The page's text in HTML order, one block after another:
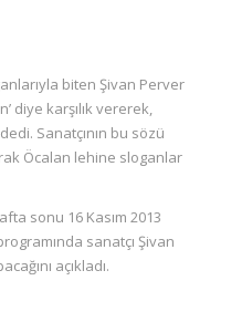
biten Şivan Perver
diye karşılık vererek,
Sanatçının bu sözü
Öcalan lehine sloganlar
sonu 16 Kasım 2013
sanatçı Şivan
açıkladı.